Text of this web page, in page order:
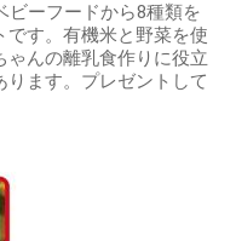
ビーフードから8種類を
す。有機米と野菜を使
ゃんの離乳食作りに役立
ます。プレゼントして